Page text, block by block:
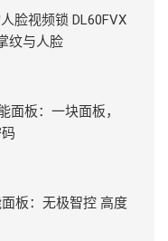
脸视频锁 DL60FVX
纹与人脸
面板：一块面板，
板：无极智控 高度